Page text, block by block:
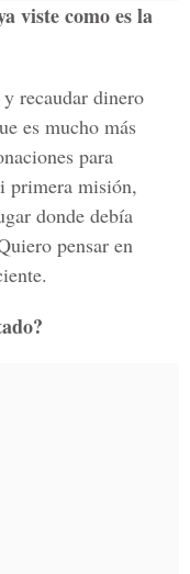
viste como es la
recaudar dinero
es mucho más
para
primera misión,
donde debía
pensar en